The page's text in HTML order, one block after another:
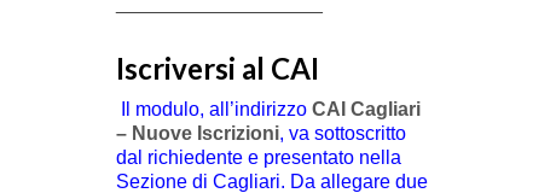
Iscriversi al CAI
Il modulo, all’indirizzo CAI Cagliari
– Nuove Iscrizioni, va sottoscritto
dal richiedente e presentato nella
Sezione di Cagliari. Da allegare due